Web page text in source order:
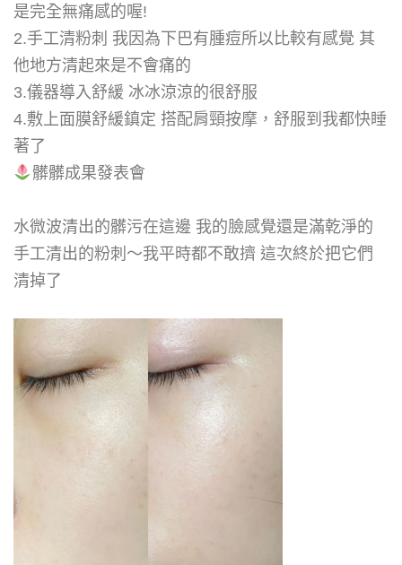
是完全無痛感的喔!
2.手工清粉刺 我因為下巴有腫痘所以比較有感覺 其
他地方清起來是不會痛的
3.儀器導入舒緩 冰冰涼涼的很舒服
4.敷上面膜舒緩鎮定 搭配肩頸按摩，舒服到我都快睡
著了
髒髒成果發表會
水微波清出的髒污在這邊 我的臉感覺還是滿乾淨的
手工清出的粉刺～我平時都不敢擠 這次終於把它們
清掉了